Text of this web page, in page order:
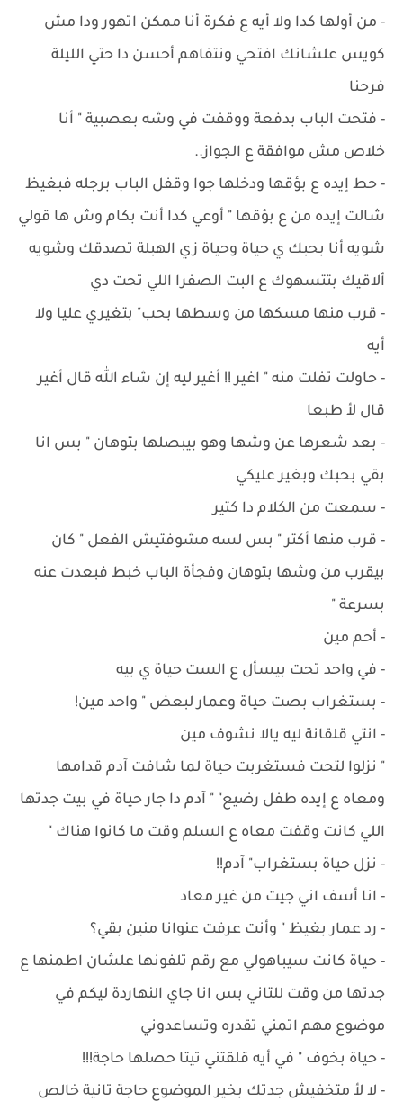
- ‏من أولها كدا ولا أيه ع فكرة أنا ممكن اتهور ودا مش
كويس علشانك افتحي ونتفاهم أحسن دا حتي الليلة
فرحنا
- ‏فتحت الباب بدفعة ووقفت في وشه بعصبية " أنا
خلاص مش موافقة ع الجواز..
- ‏حط إيده ع بؤقها ودخلها جوا وقفل الباب برجله فبغيظ
شالت إيده من ع بؤقها " أوعي كدا أنت بكام وش ها قولي
شويه أنا بحبك ي حياة وحياة زي الهبلة تصدقك وشويه
ألاقيك بتتسهوك ع البت الصفرا اللي تحت دي
- ‏قرب منها مسكها من وسطها بحب" بتغيري عليا ولا
أيه
- ‏حاولت تفلت منه " اغير !! أغير ليه إن شاء الله قال أغير
قال لأ طبعا
- ‏بعد شعرها عن وشها وهو بيبصلها بتوهان " بس انا
بقي بحبك وبغير عليكي
- ‏سمعت من الكلام دا كتير
- ‏قرب منها أكتر " بس لسه مشوفتيش الفعل " كان
بيقرب من وشها بتوهان وفجأة الباب خبط فبعدت عنه
بسرعة "
- ‏أحم مين
- ‏في واحد تحت بيسأل ع الست حياة ي بيه
- ‏بستغراب بصت حياة وعمار لبعض " واحد مين!
- ‏انتي قلقانة ليه يالا نشوف مين
" نزلوا لتحت فستغربت حياة لما شافت آدم قدامها
ومعاه ع إيده طفل رضيع" " آدم دا جار حياة في بيت جدتها
اللي كانت وقفت معاه ع السلم وقت ما كانوا هناك "
- نزل حياة بستغراب" آدم!!
- ‏انا أسف اني جيت من غير معاد
- رد ‏عمار بغيظ " وأنت عرفت عنوانا منين بقي؟
- ‏حياة كانت سيباهولي مع رقم تلفونها علشان اطمنها ع
جدتها من وقت للتاني بس انا جاي النهاردة ليكم في
موضوع مهم اتمني تقدره وتساعدوني
- ‏حياة بخوف " في أيه قلقتني تيتا حصلها حاجة!!!
- ‏لا لأ متخفيش جدتك بخير الموضوع حاجة تانية خالص